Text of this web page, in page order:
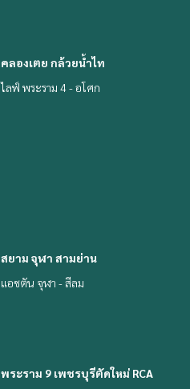
คลองเตย กล้วยน้ำไท
ไลฟ์ พระราม 4 - อโศก
สยาม จุฬา สามย่าน
แอชตัน จุฬา - สีลม
พระราม 9 เพชรบุรีตัดใหม่ RCA